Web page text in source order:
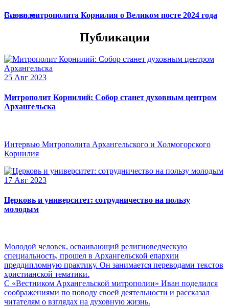
Слово митрополита Корнилия о Великом посте 2024 года
Все видео
Публикации
25 Авг 2023
Митрополит Корнилий: Собор станет духовным центром
Архангельска
Интервью Митрополита Архангельского и Холмогорского
Корнилия
17 Авг 2023
Церковь и университет: сотрудничество на пользу
молодым
Молодой человек, осваивающий религиоведческую
специальность, прошел в Архангельской епархии
преддипломную практику. Он занимается переводами текстов
христианской тематики.
С «Вестником Архангельской митрополии» Иван поделился
соображениями по поводу своей деятельности и рассказал
читателям о взглядах на духовную жизнь.